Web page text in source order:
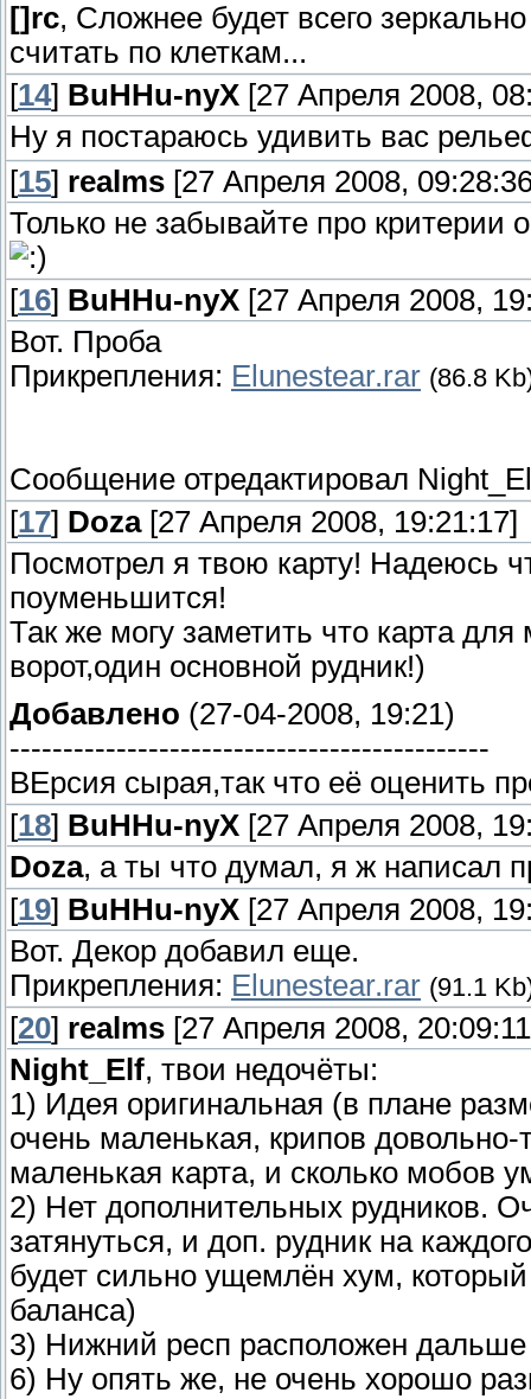
[]rc, Сложнее будет всего
считать по клеткам...
[14] BuHHu-nyX [27 Апреля 2008,
Ну я постараюсь удивить вас
[15] realms [27 Апреля 2008,
Только не забывайте про критерии
[16] BuHHu-nyX [27 Апреля 2008,
Вот. Проба
Прикрепления: Elunestear.rar (86.8
Сообщение отредактировал
[17] Doza[27 Апреля 2008, 19:21:17]
Посмотрел я твою карту! Надеюсь
поуменьшится!
Так же могу заметить что карта
ворот,один основной рудник!)
Добавлено (27-04-2008, 19:21)
---------------------------------------------
ВЕрсия сырая,так что её оценить
[18] BuHHu-nyX [27 Апреля 2008,
Doza, а ты что думал, я ж написал
[19] BuHHu-nyX [27 Апреля 2008,
Вот. Декор добавил еще.
Прикрепления: Elunestear.rar (91.1
[20] realms [27 Апреля 2008,
Night_Elf, твои недочёты:
1) Идея оригинальная (в плане
очень маленькая, крипов
маленькая карта, и сколько мобов
2) Нет дополнительных рудников.
затянуться, и доп. рудник на
будет сильно ущемлён хум,
баланса)
3) Нижний респ расположен дальше
6) Ну опять же, не очень хорошо